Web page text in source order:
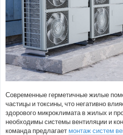
Современные герметичные жилые
частицы и токсины, что негативно
здорового микроклимата в жилых и
необходимы системы вентиляции и
команда предлагает монтаж систем